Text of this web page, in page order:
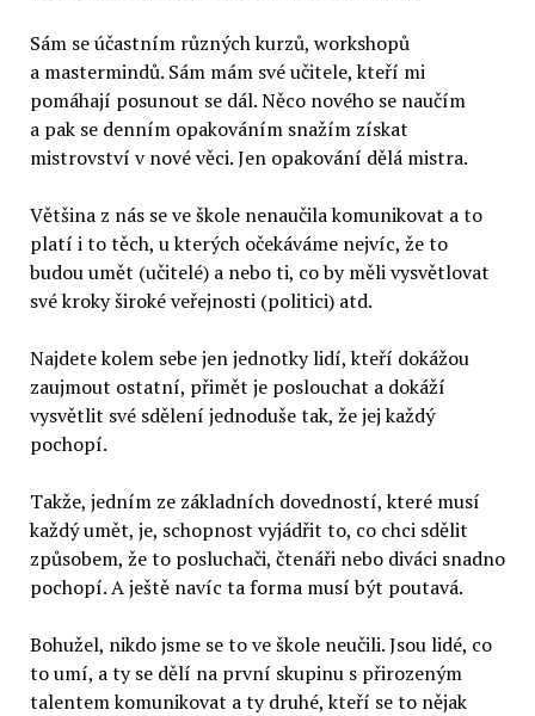
Sám se účastním různých kurzů, workshopů
a mastermindů. Sám mám své učitele, kteří mi
pomáhají posunout se dál. Něco nového se naučím
a pak se denním opakováním snažím získat
mistrovství v nové věci. Jen opakování dělá mistra.
Většina z nás se ve škole nenaučila komunikovat a to
platí i to těch, u kterých očekáváme nejvíc, že to
budou umět (učitelé) a nebo ti, co by měli vysvětlovat
své kroky široké veřejnosti (politici) atd.
Najdete kolem sebe jen jednotky lidí, kteří dokážou
zaujmout ostatní, přimět je poslouchat a dokáží
vysvětlit své sdělení jednoduše tak, že jej každý
pochopí.
Takže, jedním ze základních dovedností, které musí
každý umět, je, schopnost vyjádřit to, co chci sdělit
způsobem, že to posluchači, čtenáři nebo diváci snadno
pochopí. A ještě navíc ta forma musí být poutavá.
Bohužel, nikdo jsme se to ve škole neučili. Jsou lidé, co
to umí, a ty se dělí na první skupinu s přirozeným
talentem komunikovat a ty druhé, kteří se to nějak